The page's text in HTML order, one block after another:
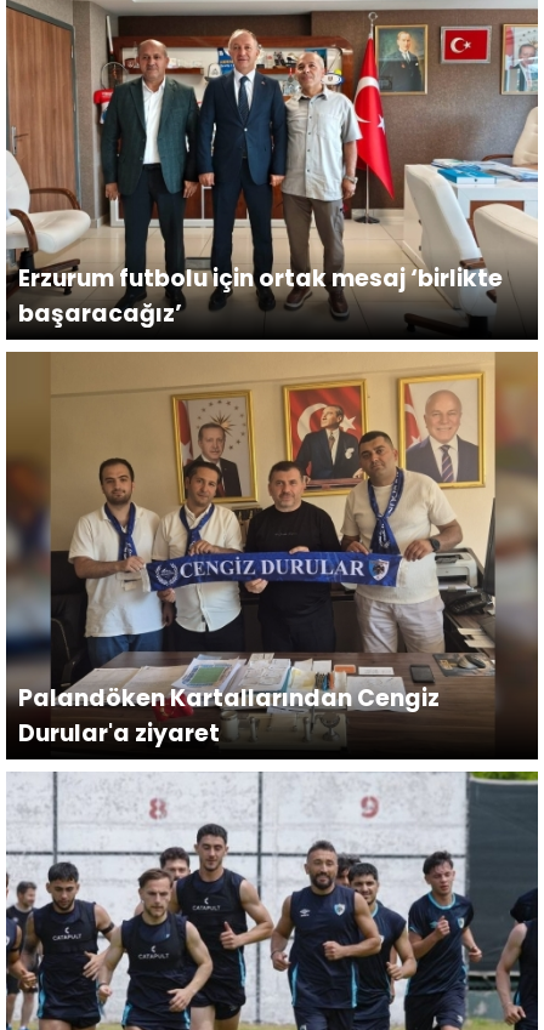
Erzurum futbolu için ortak mesaj ‘birlikte
başaracağız’
Palandöken Kartallarından Cengiz
Durular'a ziyaret